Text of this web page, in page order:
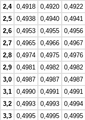
2,4
0,4918 0,4920 0,4922
2,5
0,4938 0,4940 0,4941
2,6
0,4953 0,4955 0,4956
2,7
0,4965 0,4966 0,4967
2,8
0,4974 0,4975 0,4976
2,9
0,4981 0,4982 0,4982
3,0
0,4987 0,4987 0,4987
3,1
0,4990 0,4991 0,4991
3,2
0,4993 0,4993 0,4994
3,3
0,4995 0,4995 0,4995